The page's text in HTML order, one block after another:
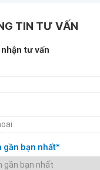
TIN TƯ VẤN
tư vấn
gần bạn nhất*